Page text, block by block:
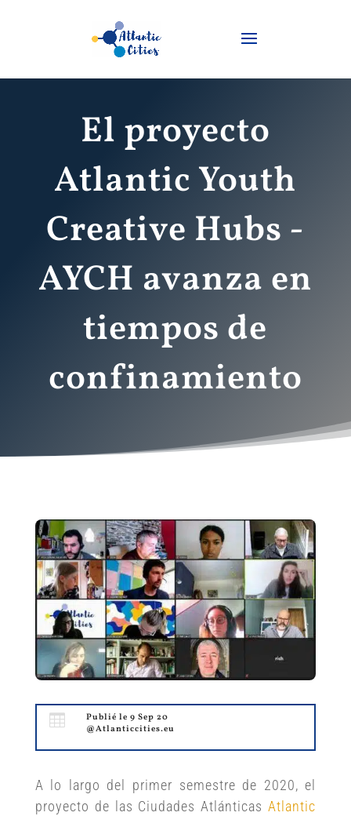
El proyecto
Atlantic Youth
Creative Hubs -
AYCH avanza en
tiempos de
confinamiento

Publié le 9 Sep 20
@Atlanticcities.eu
A lo largo del primer semestre de 2020, el
proyecto de las Ciudades AtlánticasAtlantic